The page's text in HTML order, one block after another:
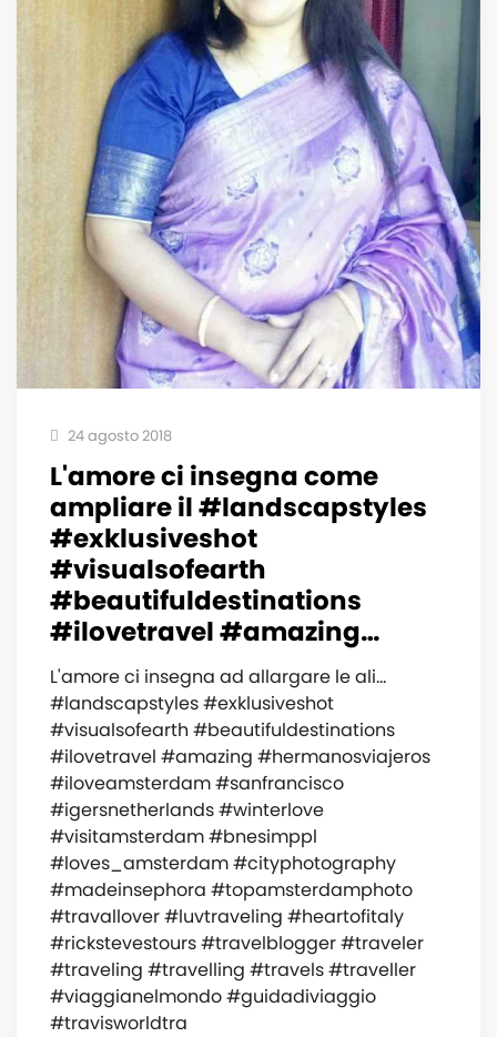
24 agosto 2018
L'amore ci insegna come
ampliare il #landscapstyles
#exklusiveshot
#visualsofearth
#beautifuldestinations
#ilovetravel #amazing…
L'amore ci insegna ad allargare le ali...
#landscapstyles #exklusiveshot
#visualsofearth #beautifuldestinations
#ilovetravel #amazing #hermanosviajeros
#iloveamsterdam #sanfrancisco
#igersnetherlands #winterlove
#visitamsterdam #bnesimppl
#loves_amsterdam #cityphotography
#madeinsephora #topamsterdamphoto
#travallover #luvtraveling #heartofitaly
#rickstevestours #travelblogger #traveler
#traveling #travelling #travels #traveller
#viaggianelmondo #guidadiviaggio
#travisworldtra